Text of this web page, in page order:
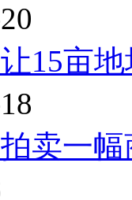
15亩
拍卖一